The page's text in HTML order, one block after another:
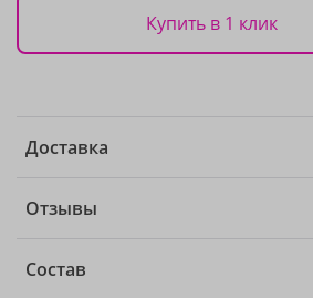
Купить в 1 клик
Доставка
Отзывы
Состав